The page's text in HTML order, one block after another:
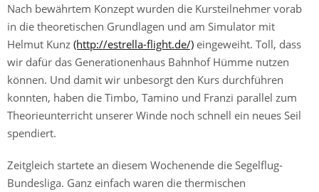
Nach bewährtem Konzept wurden die Kursteilnehmer vorab
in die theoretischen Grundlagen und am Simulator mit
Helmut Kunz (http://estrella-flight.de/) eingeweiht. Toll, dass
wir dafür das Generationenhaus Bahnhof Hümme nutzen
können. Und damit wir unbesorgt den Kurs durchführen
konnten, haben die Timbo, Tamino und Franzi parallel zum
Theorieunterricht unserer Winde noch schnell ein neues Seil
spendiert.
Zeitgleich startete an diesem Wochenende die Segelflug-
Bundesliga. Ganz einfach waren die thermischen